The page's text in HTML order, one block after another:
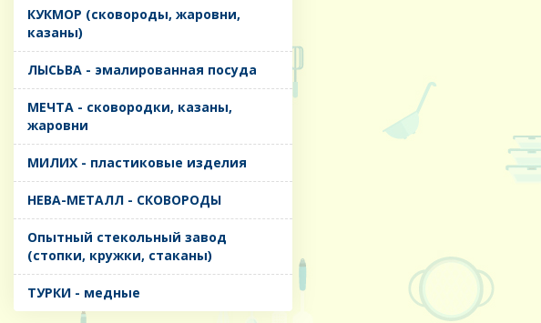
КУКМОР (сковороды, жаровни,
казаны)
ЛЫСЬВА - эмалированная посуда
МЕЧТА - сковородки, казаны,
жаровни
МИЛИХ - пластиковые изделия
НЕВА-МЕТАЛЛ - СКОВОРОДЫ
Опытный стекольный завод
(стопки, кружки, стаканы)
ТУРКИ - медные